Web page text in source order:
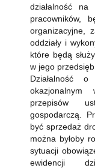
działalność
pracowników,
organizacyjne,
oddziały i
które będą
w jego
Działalność
okazjonalnym
przepisów
gospodarczą.
być sprzedaż
można byłoby
sytuacji
ewidencji